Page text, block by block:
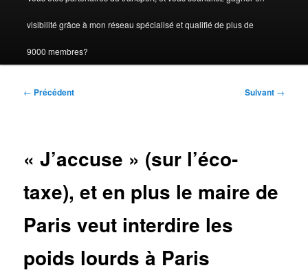
visibilité grâce à mon réseau spécialisé et qualifié de plus de
9000 membres?
Navigation
← Précédent Suivant →
« J’accuse » (sur l’éco-
taxe), et en plus le maire de
Paris veut interdire les
poids lourds à Paris